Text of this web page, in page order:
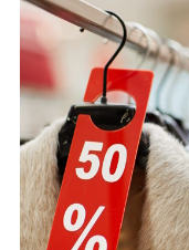
TILAUSASIAT
MEDIATIEDOT
TIETOA
LEHDESTÄ
TAPAHTUMAT